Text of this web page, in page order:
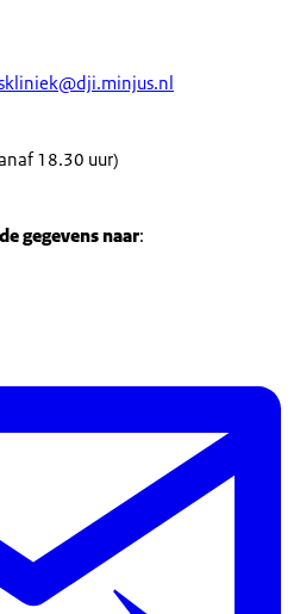
18.30 uur)
gegevens naar: